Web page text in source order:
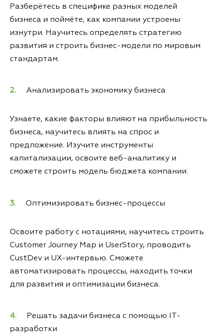
Разберётесь в специфике разных моделей
бизнеса и поймёте, как компании устроены
изнутри. Научитесь определять стратегию
развития и строить бизнес-модели по мировым
стандартам.
Анализировать экономику бизнеса
Узнаете, какие факторы влияют на прибыльность
бизнеса, научитесь влиять на спрос и
предложение. Изучите инструменты
капитализации, освоите веб-аналитику и
сможете строить модель бюджета компании.
Оптимизировать бизнес-процессы
Освоите работу с нотациями, научитесь строить
Customer Journey Map и UserStory, проводить
CustDev и UX-интервью. Сможете
автоматизировать процессы, находить точки
для развития и оптимизации бизнеса.
Решать задачи бизнеса с помощью IT-
разработки